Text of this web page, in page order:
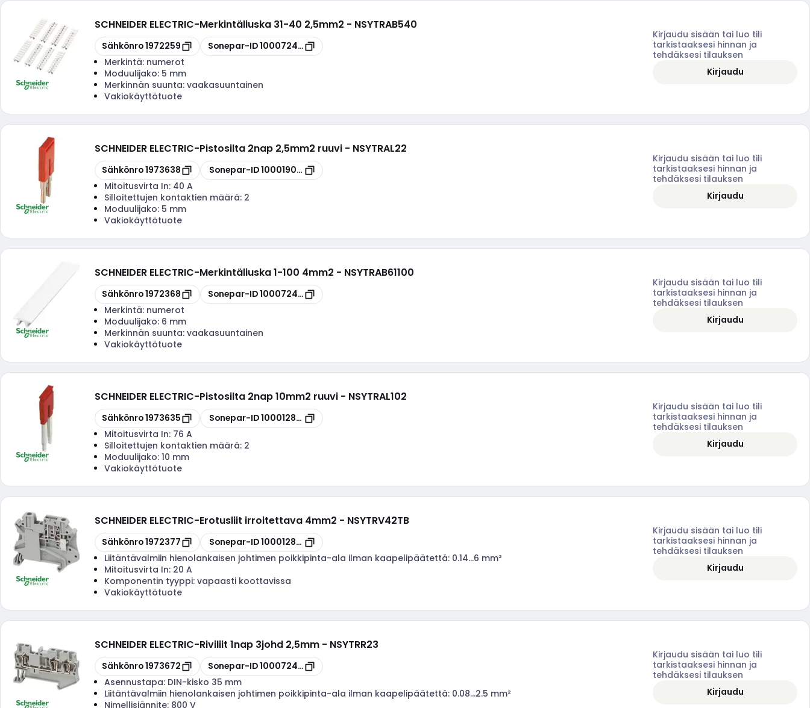
SCHNEIDER ELECTRIC-Merkintäliuska 31-40 2,5mm2 - NSYTRAB540
Kopioi
Sähkönro1972259 Kopioi
Sonepar-ID100072422
Merkintä: numerot
Moduulijako: 5 mm
Merkinnän suunta: vaakasuuntainen
Vakiokäyttötuote
Kirjaudu sisään tai luo tili
tarkistaaksesi hinnan ja
tehdäksesi tilauksen
Kirjaudu
SCHNEIDER ELECTRIC-Pistosilta 2nap 2,5mm2 ruuvi - NSYTRAL22
Kopioi
Sähkönro1973638 Kopioi
Sonepar-ID100019003
Mitoitusvirta In: 40 A
Silloitettujen kontaktien määrä: 2
Moduulijako: 5 mm
Vakiokäyttötuote
Kirjaudu sisään tai luo tili
tarkistaaksesi hinnan ja
tehdäksesi tilauksen
Kirjaudu
SCHNEIDER ELECTRIC-Merkintäliuska 1-100 4mm2 - NSYTRAB61100
Kopioi
Sähkönro1972368 Kopioi
Sonepar-ID100072427
Merkintä: numerot
Moduulijako: 6 mm
Merkinnän suunta: vaakasuuntainen
Vakiokäyttötuote
Kirjaudu sisään tai luo tili
tarkistaaksesi hinnan ja
tehdäksesi tilauksen
Kirjaudu
SCHNEIDER ELECTRIC-Pistosilta 2nap 10mm2 ruuvi - NSYTRAL102
Kopioi
Sähkönro1973635 Kopioi
Sonepar-ID100012894
Mitoitusvirta In: 76 A
Silloitettujen kontaktien määrä: 2
Moduulijako: 10 mm
Vakiokäyttötuote
Kirjaudu sisään tai luo tili
tarkistaaksesi hinnan ja
tehdäksesi tilauksen
Kirjaudu
SCHNEIDER ELECTRIC-Erotusliit irroitettava 4mm2 - NSYTRV42TB
Kopioi
Sähkönro1972377 Kopioi
Sonepar-ID100012883
Liitäntävalmiin hienolankaisen johtimen poikkipinta-ala ilman kaapelipäätettä: 0.14...6 mm²
Mitoitusvirta In: 20 A
Komponentin tyyppi: vapaasti koottavissa
Vakiokäyttötuote
Kirjaudu sisään tai luo tili
tarkistaaksesi hinnan ja
tehdäksesi tilauksen
Kirjaudu
SCHNEIDER ELECTRIC-Riviliit 1nap 3johd 2,5mm - NSYTRR23
Kopioi
Sähkönro1973672 Kopioi
Sonepar-ID100072440
Asennustapa: DIN-kisko 35 mm
Liitäntävalmiin hienolankaisen johtimen poikkipinta-ala ilman kaapelipäätettä: 0.08...2.5 mm²
Nimellisjännite: 800 V
Kirjaudu sisään tai luo tili
tarkistaaksesi hinnan ja
tehdäksesi tilauksen
Kirjaudu